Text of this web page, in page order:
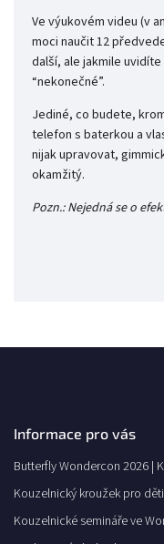
Ve výukovém videu (v
moci naučit 12
další, ale jakmile
“nekonečné”.
Jediné, co budete,
telefon s baterkou a
nijak upravovat,
okamžitý.
Pozn.: Nejedná se o
Informace pro vás
Butterfly Wondercon 2026 |
Kouzelnický kroužek pro děti
Kouzelnické semináře ve